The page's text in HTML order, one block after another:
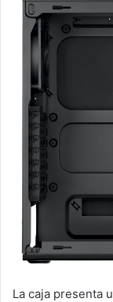
La caja presenta